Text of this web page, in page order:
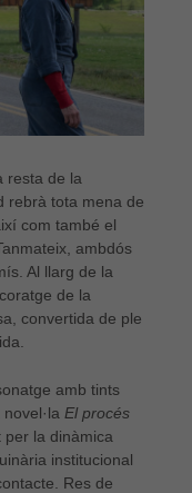
resta de la
rebrà tota mena de
com també el
ambdós
Al llarg de la
de la
convertida de ple
amb tints
El procés
la dinàmica
institucional
Res de